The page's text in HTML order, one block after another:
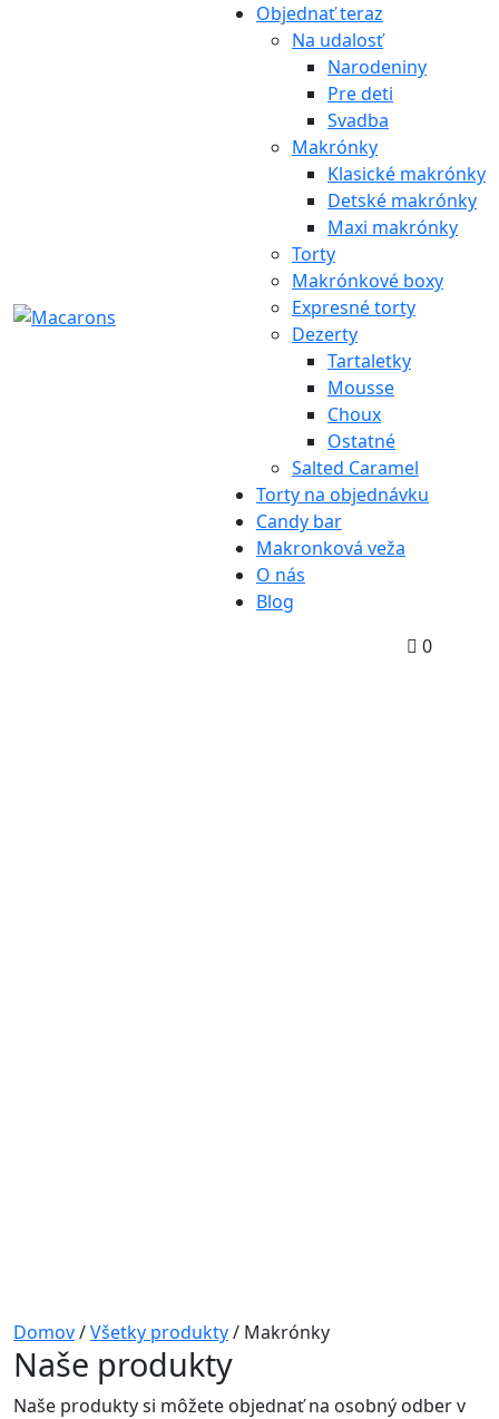
Objednať teraz
Na udalosť
Narodeniny
Pre deti
Svadba
Makrónky
Klasické makrónky
Detské makrónky
Maxi makrónky
Torty
Makrónkové boxy
Expresné torty
Dezerty
Tartaletky
Mousse
Choux
Ostatné
Salted Caramel
Torty na objednávku
Candy bar
Makronková veža
O nás
Blog
0
Domov/Všetky produkty/ Makrónky
Naše produkty
Naše produkty si môžete objednať na osobný odber v